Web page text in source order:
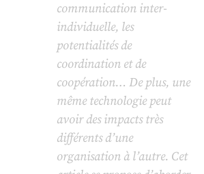
communication inter-
individuelle, les
potentialités de
coordination et de
coopération… De plus, une
même technologie peut
avoir des impacts très
différents d’une
organisation à l’autre. Cet